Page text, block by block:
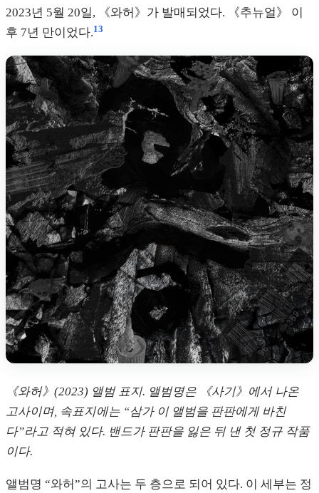
2023년 5월 20일, 《와허》가 발매되었다. 《추뉴얼》 이
후 7년 만이었다.13
《와허》(2023) 앨범 표지. 앨범명은 《사기》에서 나온
고사이며, 속표지에는 “삼가 이 앨범을 판판에게 바친
다”라고 적혀 있다. 밴드가 판판을 잃은 뒤 낸 첫 정규 작품
이다.
앨범명 “와허”의 고사는 두 층으로 되어 있다. 이 세부는 정